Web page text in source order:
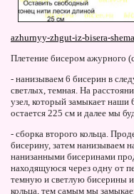
azhurnyy-zhgut-iz-bisera-
Плетение бисером ажурного
- нанизываем 6 бисерин в
светлых, темная. На
узел, который замыкает наши
остается 225 см и далее мы
- сборка второго кольца.
бисерину, затем нанизываем
нанизанными бисеринами
находящуюся через одну от
темную и светлую бисерины
кольца, тем самым мы